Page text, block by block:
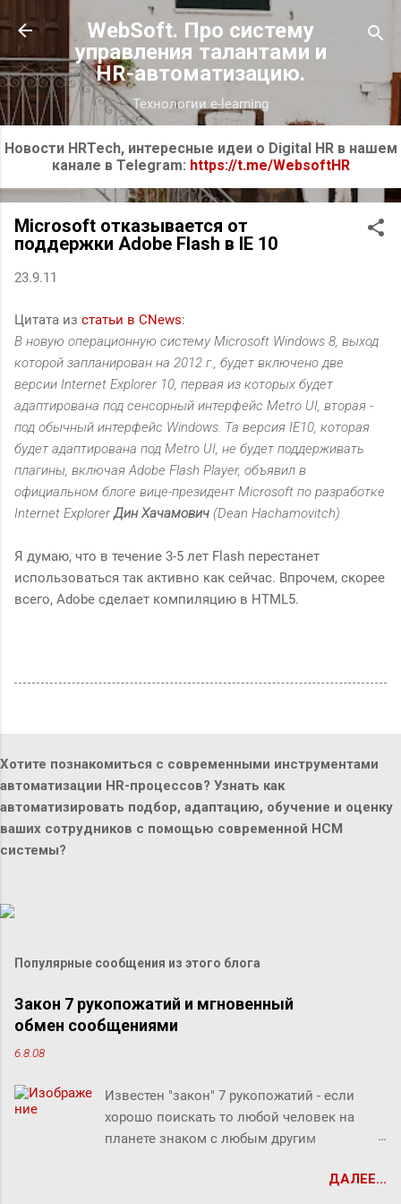
К основному контенту
WebSoft. Про систему
управления талантами и
HR-автоматизацию.
Технологии e-learning
Новости HRTech, интересные идеи о Digital HR в нашем
канале в Telegram: https://t.me/WebsoftHR
Microsoft отказывается от
поддержки Adobe Flash в IE 10
23.9.11
Цитата из статьи в CNews:
В новую операционную систему Microsoft Windows 8, выход
которой запланирован на 2012 г., будет включено две
версии Internet Explorer 10, первая из которых будет
адаптирована под сенсорный интерфейс Metro UI, вторая -
под обычный интерфейс Windows. Та версия IE10, которая
будет адаптирована под Metro UI, не будет поддерживать
плагины, включая Adobe Flash Player, объявил в
официальном блоге вице-президент Microsoft по разработке
Internet ExplorerДин Хачамович (Dean Hachamovitch).
Я думаю, что в течение 3-5 лет Flash перестанет
использоваться так активно как сейчас. Впрочем, скорее
всего, Adobe сделает компиляцию в HTML5.
Хотите познакомиться с современными инструментами
автоматизации HR-процессов? Узнать как
автоматизировать подбор, адаптацию, обучение и оценку
ваших сотрудников с помощью современной HCM
системы?
Популярные сообщения из этого блога
Закон 7 рукопожатий и мгновенный
обмен сообщениями
6.8.08
Известен "закон" 7 рукопожатий - если
хорошо поискать то любой человек на
планете знаком с любым другим
людьми. Этот как бы закон, разумеется, не
ДАЛЕЕ...